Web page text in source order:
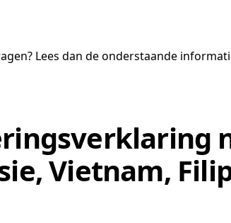
Lees dan de onderstaande
Vietnam,